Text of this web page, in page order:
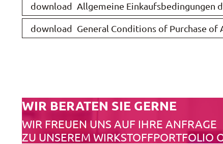
download Allgemeine Einkaufsbedingungen
download General Conditions of Purchase of
WIR BERATEN SIE GERNE
WIR FREUEN UNS AUF IHRE ANFRAGE
ZU UNSEREM WIRKSTOFFPORTFOLIO